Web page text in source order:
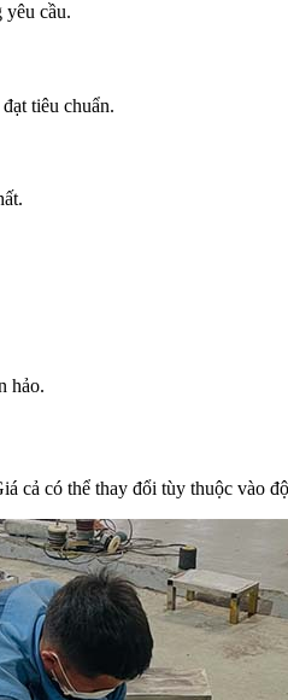
yêu cầu.
tiêu chuẩn.
hảo.
cả có thể thay đổi tùy thuộc vào